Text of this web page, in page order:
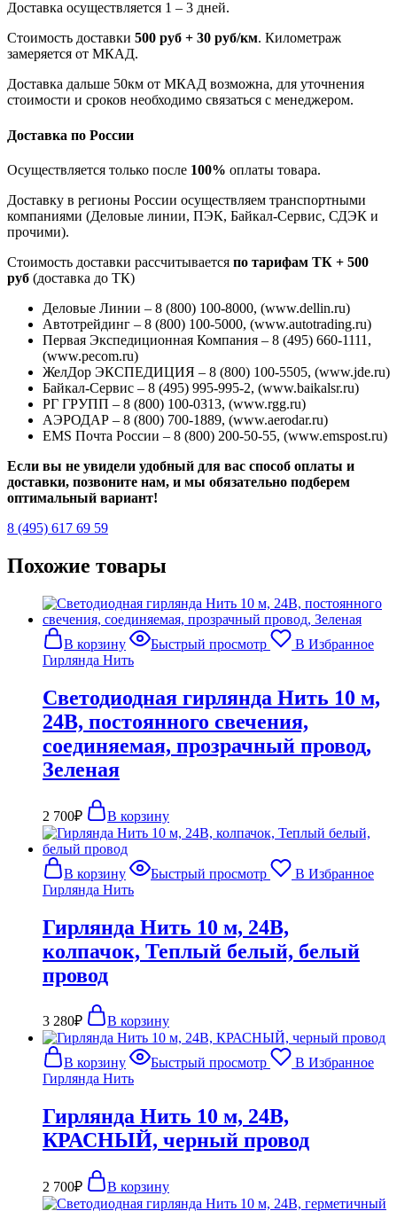
Доставка осуществляется 1 – 3 дней.
Стоимость доставки 500 руб + 30 руб/км. Километраж
замеряется от МКАД.
Доставка дальше 50км от МКАД возможна, для уточнения
стоимости и сроков необходимо связаться с менеджером.
Доставка по России
Осуществляется только после 100% оплаты товара.
Доставку в регионы России осуществляем транспортными
компаниями (Деловые линии, ПЭК, Байкал-Сервис, СДЭК и
прочими).
Стоимость доставки рассчитывается по тарифам ТК + 500
руб (доставка до ТК)
Деловые Линии – 8 (800) 100-8000, (www.dellin.ru)
Автотрейдинг – 8 (800) 100-5000, (www.autotrading.ru)
Первая Экспедиционная Компания – 8 (495) 660-1111,
(www.pecom.ru)
ЖелДор ЭКСПЕДИЦИЯ – 8 (800) 100-5505, (www.jde.ru)
Байкал-Сервис – 8 (495) 995-995-2, (www.baikalsr.ru)
РГ ГРУПП – 8 (800) 100-0313, (www.rgg.ru)
АЭРОДАР – 8 (800) 700-1889, (www.aerodar.ru)
EMS Почта России – 8 (800) 200-50-55, (www.emspost.ru)
Если вы не увидели удобный для вас способ оплаты и
доставки, позвоните нам, и мы обязательно подберем
оптимальный вариант!
8 (495) 617 69 59
Похожие товары
В корзину Быстрый просмотр
В Избранное
Гирлянда Нить
Светодиодная гирлянда Нить 10 м,
24В, постоянного свечения,
соединяемая, прозрачный провод,
Зеленая
2 700₽ В корзину
В корзину Быстрый просмотр
В Избранное
Гирлянда Нить
Гирлянда Нить 10 м, 24В,
колпачок, Теплый белый, белый
провод
3 280₽ В корзину
В корзину Быстрый просмотр
В Избранное
Гирлянда Нить
Гирлянда Нить 10 м, 24В,
КРАСНЫЙ, черный провод
2 700₽ В корзину